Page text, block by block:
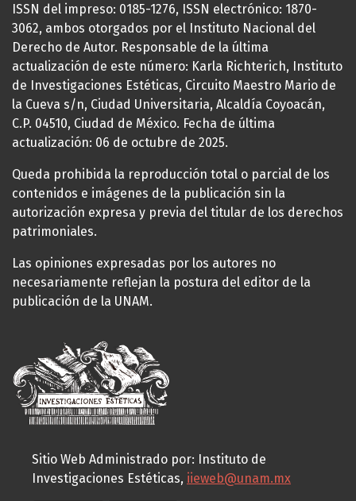
ISSN del impreso: 0185-1276, ISSN electrónico: 1870-
3062, ambos otorgados por el Instituto Nacional del
Derecho de Autor. Responsable de la última
actualización de este número: Karla Richterich, Instituto
de Investigaciones Estéticas, Circuito Maestro Mario de
la Cueva s/n, Ciudad Universitaria, Alcaldía Coyoacán,
C.P. 04510, Ciudad de México. Fecha de última
actualización: 06 de octubre de 2025.
Queda prohibida la reproducción total o parcial de los
contenidos e imágenes de la publicación sin la
autorización expresa y previa del titular de los derechos
patrimoniales.
Las opiniones expresadas por los autores no
necesariamente reflejan la postura del editor de la
publicación de la UNAM.
Sitio Web Administrado por: Instituto de
Investigaciones Estéticas, iieweb@unam.mx